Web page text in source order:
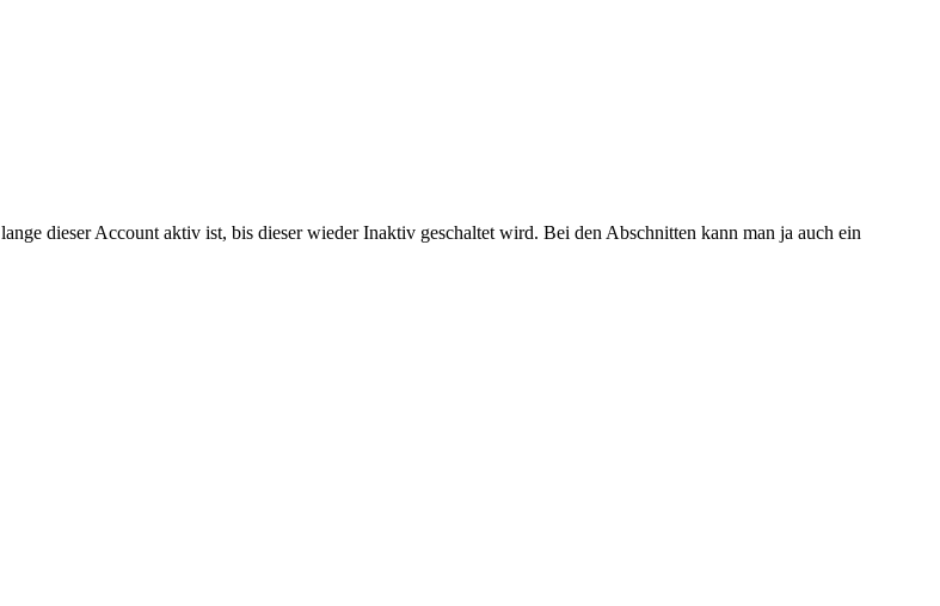
dieser Account aktiv ist, bis dieser wieder Inaktiv geschaltet wird. Bei den Abschnitten kann man ja auch ein